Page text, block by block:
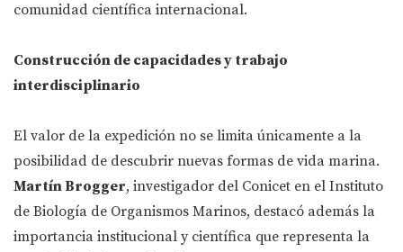
comunidad científica internacional.
Construcción de capacidades y trabajo
interdisciplinario
El valor de la expedición no se limita únicamente a la
posibilidad de descubrir nuevas formas de vida marina.
Martín Brogger, investigador del Conicet en el Instituto
de Biología de Organismos Marinos, destacó además la
importancia institucional y científica que representa la